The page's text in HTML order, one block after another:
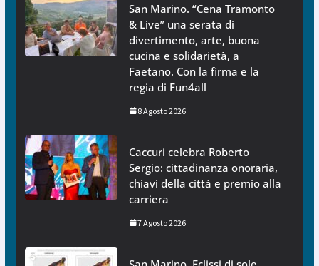
San Marino. “Cena Tramonto
& Live” una serata di
divertimento, arte, buona
cucina e solidarietà, a
Faetano. Con la firma e la
regia di Fun4all
8 Agosto 2026
Caccuri celebra Roberto
Sergio: cittadinanza onoraria,
chiavi della città e premio alla
carriera
7 Agosto 2026